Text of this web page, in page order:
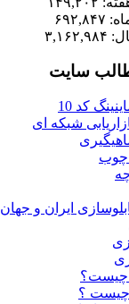
۶۹۲,۸۴۷
۳,۱۶۲,۹۸۴
سایت
کد 10
شبکه ای
چوب
ایران و جهان
چیست؟
؟